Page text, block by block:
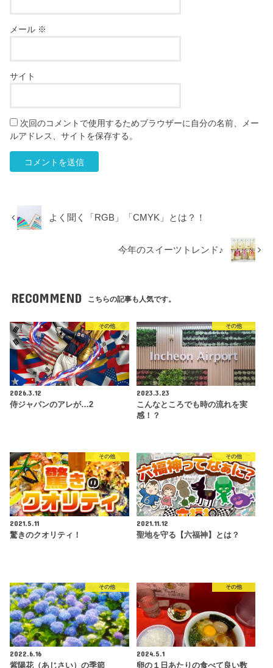
メール ※
サイト
次回のコメントで使用するためブラウザーに自分の名前、メー
ルアドレス、サイトを保存する。
よく聞く「RGB」「CMYK」とは？！
今年のスイーツトレンド♪
RECOMMEND こちらの記事も人気です。
その他
2026.3.12
侍ジャパンのアレが…2
その他
2023.3.23
こんなところでも時の流れを実
感！？
その他
2021.5.11
驚きのクオリティ！
その他
2021.11.12
聖地を守る【六福神】とは？
その他
2022.6.16
紫陽花（あじさい）の季節
その他
2024.5.1
卵の１日あたりの食べて良い数